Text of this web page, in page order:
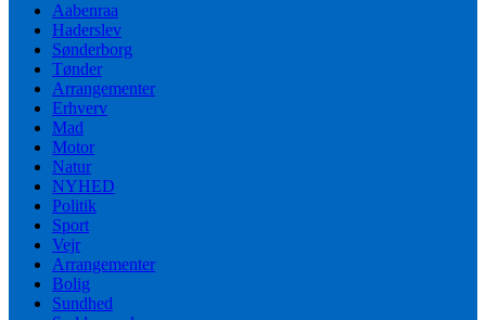
Aabenraa
Haderslev
Sønderborg
Tønder
Arrangementer
Erhverv
Mad
Motor
Natur
NYHED
Politik
Sport
Vejr
Arrangementer
Bolig
Sundhed